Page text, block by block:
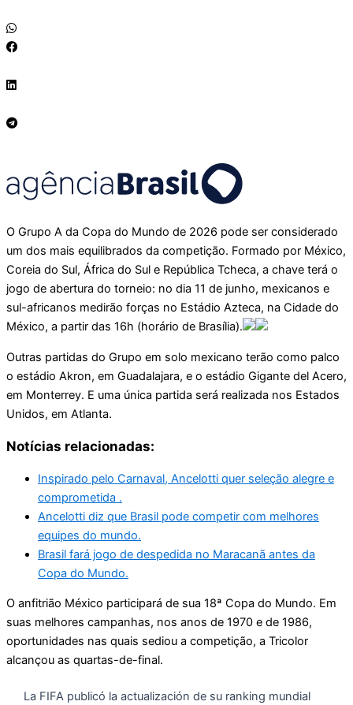
O Grupo A da Copa do Mundo de 2026 pode ser considerado
um dos mais equilibrados da competição. Formado por México,
Coreia do Sul, África do Sul e República Tcheca, a chave terá o
jogo de abertura do torneio: no dia 11 de junho, mexicanos e
sul-africanos medirão forças no Estádio Azteca, na Cidade do
México, a partir das 16h (horário de Brasília).
Outras partidas do Grupo em solo mexicano terão como palco
o estádio Akron, em Guadalajara, e o estádio Gigante del Acero,
em Monterrey. E uma única partida será realizada nos Estados
Unidos, em Atlanta.
Notícias relacionadas:
Inspirado pelo Carnaval, Ancelotti quer seleção alegre e
comprometida .
Ancelotti diz que Brasil pode competir com melhores
equipes do mundo.
Brasil fará jogo de despedida no Maracanã antes da
Copa do Mundo.
O anfitrião México participará de sua 18ª Copa do Mundo. Em
suas melhores campanhas, nos anos de 1970 e de 1986,
oportunidades nas quais sediou a competição, a Tricolor
alcançou as quartas-de-final.
La FIFA publicó la actualización de su ranking mundial